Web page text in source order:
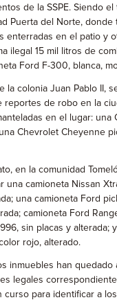
de la SSPE. Siendo
Puerta del Norte, donde
enterradas en el patio y
ilegal 15 mil litros de
Ford F-300, blanca,
la colonia Juan Pablo II,
reportes de robo en la
en el lugar: una
Chevrolet Cheyenne
en la comunidad
una camioneta Nissan
una camioneta Ford
camioneta Ford
sin placas y alterada;
rojo, alterado.
inmuebles han
legales
curso para identificar a